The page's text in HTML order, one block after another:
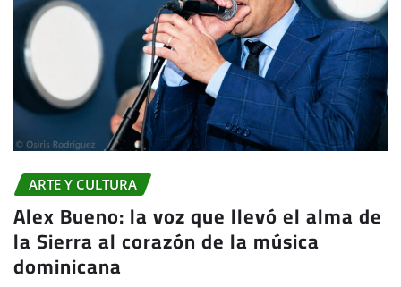
ARTE Y CULTURA
Alex Bueno: la voz que llevó el alma de
la Sierra al corazón de la música
dominicana